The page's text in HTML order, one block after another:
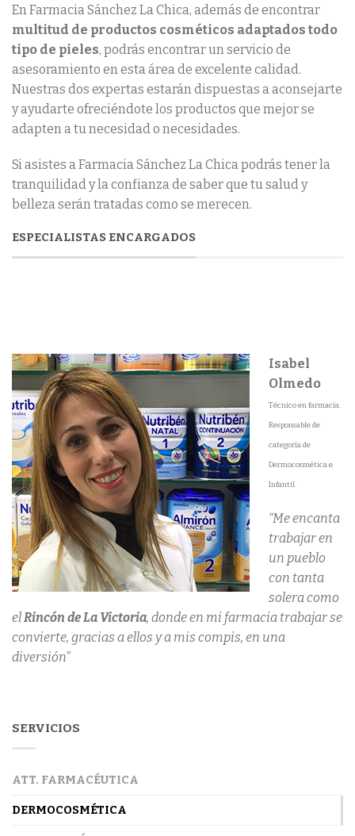
En Farmacia Sánchez La Chica, además de encontrar
multitud de productos cosméticos adaptados todo
tipo de pieles, podrás encontrar un servicio de
asesoramiento en esta área de excelente calidad.
Nuestras dos expertas estarán dispuestas a aconsejarte
y ayudarte ofreciéndote los productos que mejor se
adapten a tu necesidad o necesidades.
Si asistes a Farmacia Sánchez La Chica podrás tener la
tranquilidad y la confianza de saber que tu salud y
belleza serán tratadas como se merecen.
ESPECIALISTAS ENCARGADOS
Isabel
Olmedo
Técnico en farmacia.
Responsable de
categoría de
Dermocosmética e
Infantil.
“Me encanta
trabajar en
un pueblo
con tanta
solera como
elRincón de La Victoria, donde en mi farmacia trabajar se
convierte, gracias a ellos y a mis compis, en una
diversión”
SERVICIOS
ATT. FARMACÉUTICA
DERMOCOSMÉTICA